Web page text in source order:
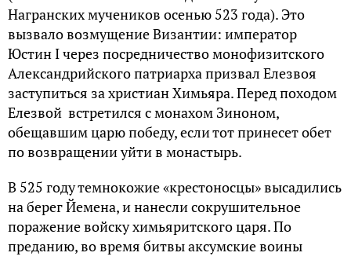
Награнских мучеников осенью 523 года). Это
вызвало возмущение Византии: император
Юстин I через посредничество монофизитского
Александрийского патриарха призвал Елезвоя
заступиться за христиан Химьяра. Перед походом
Елезвой встретился с монахом Зиноном,
обещавшим царю победу, если тот принесет обет
по возвращении уйти в монастырь.
В 525 году темнокожие «крестоносцы» высадились
на берег Йемена, и нанесли сокрушительное
поражение войску химьяритского царя. По
преданию, во время битвы аксумские воины